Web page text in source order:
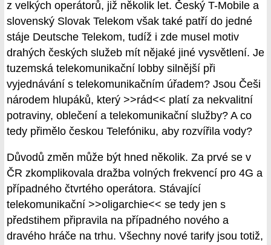
z velkých operátorů, již několik let. Český T-Mobile a
slovenský Slovak Telekom však také patří do jedné
stáje Deutsche Telekom, tudíž i zde musel motiv
drahých českých služeb mít nějaké jiné vysvětlení. Je
tuzemská telekomunikační lobby silnější při
vyjednávání s telekomunikačním úřadem? Jsou Češi
národem hlupáků, který >>rád<< platí za nekvalitní
potraviny, oblečení a telekomunikační služby? A co
tedy přimělo českou Telefóniku, aby rozvířila vody?
Důvodů změn může být hned několik. Za prvé se v
ČR zkomplikovala dražba volných frekvencí pro 4G a
případného čtvrtého operátora. Stávající
telekomunikační >>oligarchie<< se tedy jen s
předstihem připravila na případného nového a
dravého hráče na trhu. Všechny nové tarify jsou totiž,